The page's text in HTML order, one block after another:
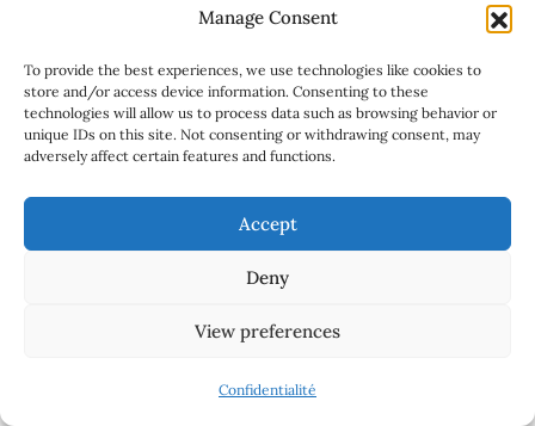
Manage Consent
To provide the best experiences, we use technologies like cookies to
store and/or access device information. Consenting to these
technologies will allow us to process data such as browsing behavior or
unique IDs on this site. Not consenting or withdrawing consent, may
adversely affect certain features and functions.
Accept
Deny
View preferences
Confidentialité
Découvrir l’Art de Vivre à la Japonaise : Inspirations et
Conseils
Idées de tenues élégantes avec une robe terracotta
Découvrez notre sélection de plaids pour des soirées
Pourquoi choisir un tapis de bain original pour votre
salle de bains ?
Comment choisir le meilleur collier pour votre chat :
Découvrez les avantages d’une lampe veilleuse pour une